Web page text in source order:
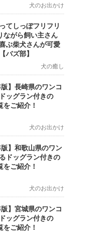
犬のお出かけ
てしっぽフリフリ
ながら飼い主さん
ぶ柴犬さんが可愛
バズ部】
犬の癒し
版】長崎県のワンコ
ッグラン付きの
をご紹介！
犬のお出かけ
版】和歌山県のワン
ドッグラン付きの
をご紹介！
犬のお出かけ
版】宮城県のワンコ
ッグラン付きの
をご紹介！